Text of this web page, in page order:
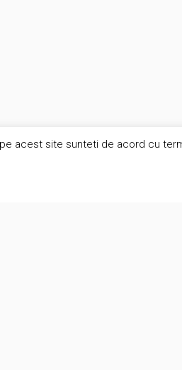
acest site sunteti de acord cu